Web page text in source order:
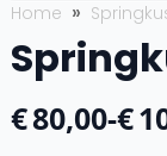
Home
€80,00-€